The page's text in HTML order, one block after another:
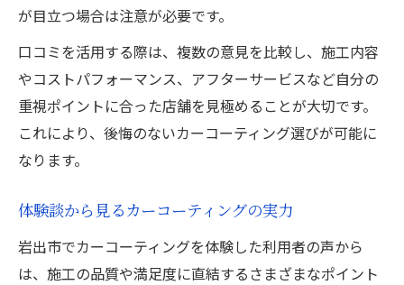
口コミで判明する施工場所ごとの特徴
カーコーティングはどちらが満足度高いか
施工方法別カーコーティング口コミ分析
ディーラー施工のメリットと口コミ評価
が目立つ場合は注意が必要です。
口コミを活用する際は、複数の意見を比較し、施工内容
やコストパフォーマンス、アフターサービスなど自分の
重視ポイントに合った店舗を見極めることが大切です。
これにより、後悔のないカーコーティング選びが可能に
なります。
体験談から見るカーコーティングの実力
岩出市でカーコーティングを体験した利用者の声から
は、施工の品質や満足度に直結するさまざまなポイント